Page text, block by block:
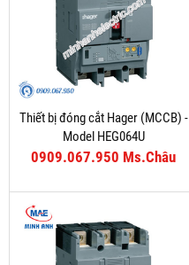
Thiết bị đóng cắt Hager (MCCB) -
Model HEG064U
0909.067.950 Ms.Châu